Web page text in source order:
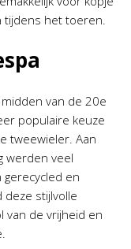
tijdens het toeren.
van de 20e
populaire keuze
tweewieler. Aan
werden veel
en
stijlvolle
van de vrijheid en